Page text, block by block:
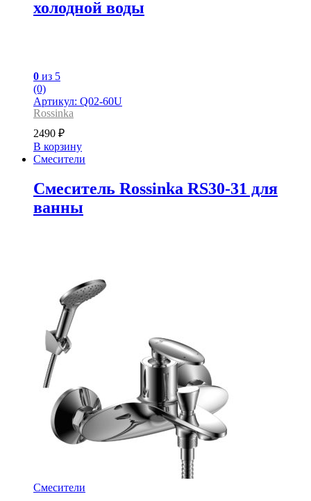
холодной воды
0 из 5
(0)
Артикул: Q02-60U
Rossinka
2490 ₽
В корзину
Смесители
Смеситель Rossinka RS30-31 для
ванны
Смесители